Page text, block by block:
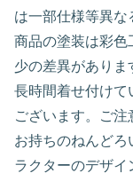
は一部仕様等異な
商品の塗装は彩色
少の差異がありま
長時間着せ付けて
ございます。ご注
お持ちのねんどろ
ラクターのデザ